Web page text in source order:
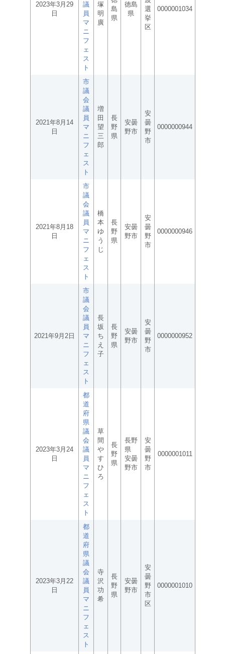
2023年3月29
日
議
員
マ
ニ
フ
ェ
ス
ト
塚
明
廣
島
県
徳島
県
選
挙
区
0000001034
2021年8月14
日
市
議
会
議
員
マ
ニ
フ
ェ
ス
ト
増
田
望
三
郎
長
野
県
安曇
野市
安
曇
野
市
0000000944
2021年8月18
日
市
議
会
議
員
マ
ニ
フ
ェ
ス
ト
橋
本
ゆ
う
じ
長
野
県
安曇
野市
安
曇
野
市
0000000946
2021年9月2日
市
議
会
議
員
マ
ニ
フ
ェ
ス
ト
長
坂
ち
え
子
長
野
県
安曇
野市
安
曇
野
市
0000000952
2023年3月24
日
都
道
府
県
議
会
議
員
マ
ニ
フ
ェ
ス
ト
草
間
や
す
ひ
ろ
長
野
県
長野
県
安曇
野市
安
曇
野
市
0000001011
2023年3月22
日
都
道
府
県
議
会
議
員
マ
ニ
フ
ェ
ス
ト
寺
沢
功
希
長
野
県
安曇
野市
安
曇
野
市
区
0000001010